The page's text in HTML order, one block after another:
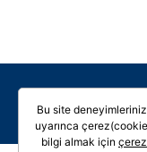
Bu site
uyarınca
bilgi almak için